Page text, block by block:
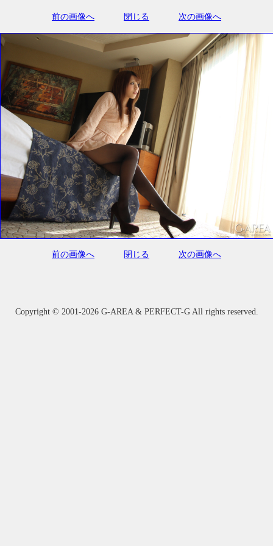
前の画像へ 閉じる 次の画像へ
前の画像へ 閉じる 次の画像へ
Copyright © 2001-2026 G-AREA & PERFECT-G All rights reserved.